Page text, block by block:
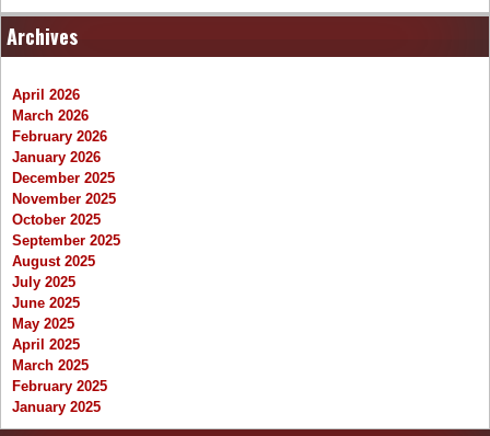
Archives
April 2026
March 2026
February 2026
January 2026
December 2025
November 2025
October 2025
September 2025
August 2025
July 2025
June 2025
May 2025
April 2025
March 2025
February 2025
January 2025